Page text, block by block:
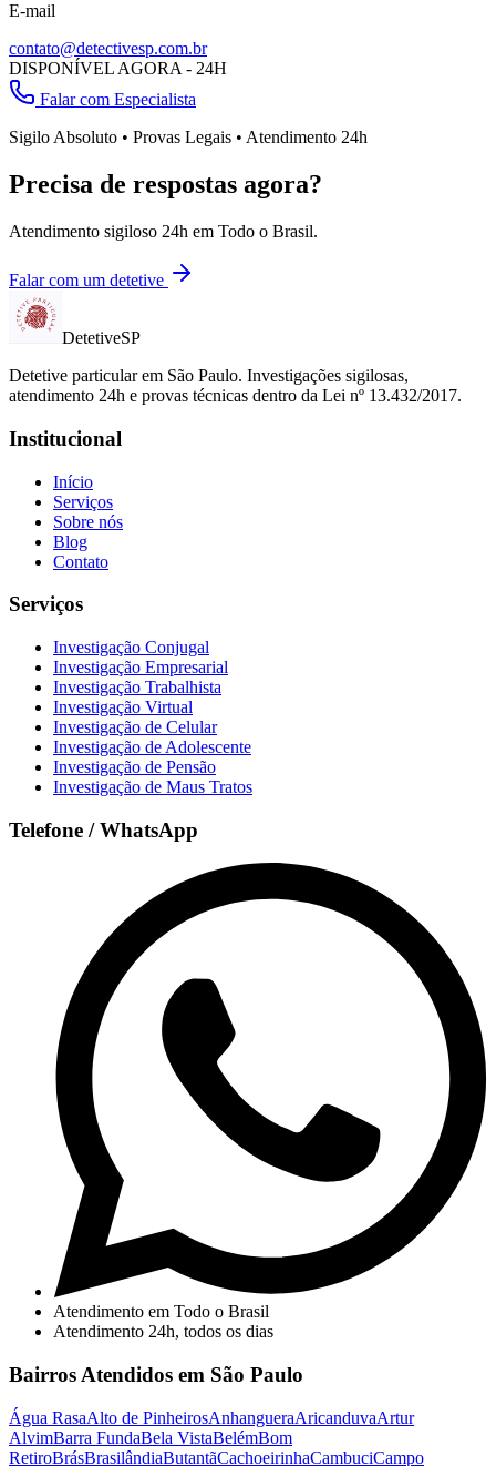
E-mail
contato@detectivesp.com.br
DISPONÍVEL AGORA - 24H
Falar com Especialista
Sigilo Absoluto • Provas Legais • Atendimento 24h
Precisa de respostas agora?
Atendimento sigiloso 24h em Todo o Brasil.
Falar com um detetive
DetetiveSP
Detetive particular em São Paulo. Investigações sigilosas,
atendimento 24h e provas técnicas dentro da Lei nº 13.432/2017.
Institucional
Início
Serviços
Sobre nós
Blog
Contato
Serviços
Investigação Conjugal
Investigação Empresarial
Investigação Trabalhista
Investigação Virtual
Investigação de Celular
Investigação de Adolescente
Investigação de Pensão
Investigação de Maus Tratos
Telefone / WhatsApp
Atendimento em Todo o Brasil
Atendimento 24h, todos os dias
Bairros Atendidos em São Paulo
Água RasaAlto de PinheirosAnhangueraAricanduvaArtur
AlvimBarra FundaBela VistaBelémBom
RetiroBrásBrasilândiaButantãCachoeirinhaCambuciCampo